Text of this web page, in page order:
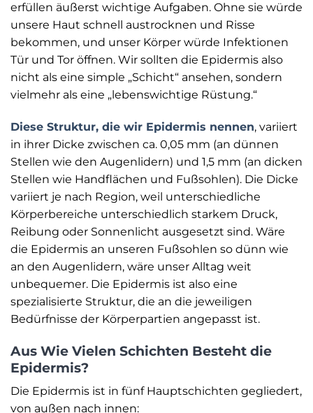
erfüllen äußerst wichtige Aufgaben. Ohne sie würde
unsere Haut schnell austrocknen und Risse
bekommen, und unser Körper würde Infektionen
Tür und Tor öffnen. Wir sollten die Epidermis also
nicht als eine simple „Schicht“ ansehen, sondern
vielmehr als eine „lebenswichtige Rüstung.“
Diese Struktur, die wir Epidermis nennen, variiert
in ihrer Dicke zwischen ca. 0,05 mm (an dünnen
Stellen wie den Augenlidern) und 1,5 mm (an dicken
Stellen wie Handflächen und Fußsohlen). Die Dicke
variiert je nach Region, weil unterschiedliche
Körperbereiche unterschiedlich starkem Druck,
Reibung oder Sonnenlicht ausgesetzt sind. Wäre
die Epidermis an unseren Fußsohlen so dünn wie
an den Augenlidern, wäre unser Alltag weit
unbequemer. Die Epidermis ist also eine
spezialisierte Struktur, die an die jeweiligen
Bedürfnisse der Körperpartien angepasst ist.
Aus Wie Vielen Schichten Besteht die
Epidermis?
Die Epidermis ist in fünf Hauptschichten gegliedert,
von außen nach innen: